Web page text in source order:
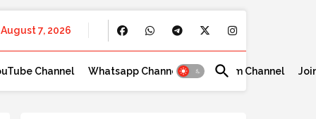
August 7, 2026
Channel Whatsapp Channel Telegram Channel